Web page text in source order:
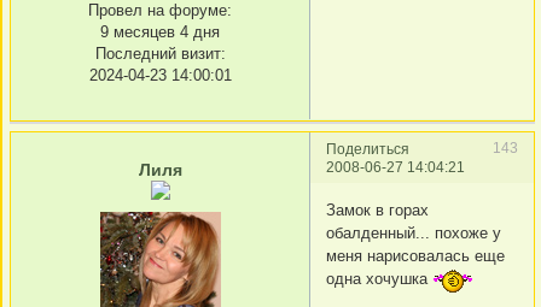
Провел на форуме:
9 месяцев 4 дня
Последний визит:
2024-04-23 14:00:01
Поделиться
143
2008-06-27 14:04:21
Лиля
Замок в горах
обалденный... похоже у
меня нарисовалась еще
одна хочушка